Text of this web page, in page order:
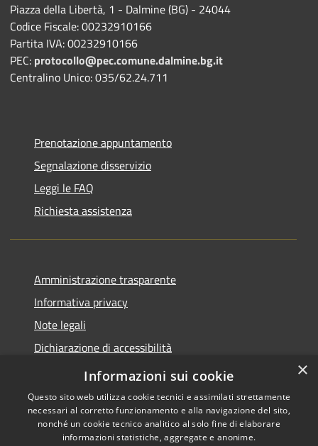
Piazza della Libertà, 1 - Dalmine (BG) - 24044
Codice Fiscale: 00232910166
Partita IVA: 00232910166
PEC: protocollo@pec.comune.dalmine.bg.it
Centralino Unico: 035/62.24.711
Prenotazione appuntamento
Segnalazione disservizio
Leggi le FAQ
Richiesta assistenza
Amministrazione trasparente
Informativa privacy
Note legali
Dichiarazione di accessibilità
Piano di miglioramento del sito
Copyright © 2026 • Comune di
×
Informazioni sui cookie
Questo sito web utilizza cookie tecnici e assimilati strettamente
necessari al corretto funzionamento e alla navigazione del sito,
nonché un cookie tecnico analitico al solo fine di elaborare
informazioni statistiche, aggregate e anonime.